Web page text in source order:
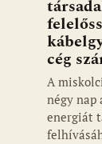
cég
A
négy nap
energiát